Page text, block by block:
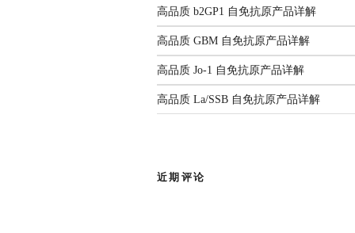
高品质 b2GP1 自免抗原产品详解
高品质 GBM 自免抗原产品详解
高品质 Jo-1 自免抗原产品详解
高品质 La/SSB 自免抗原产品详解
近期评论